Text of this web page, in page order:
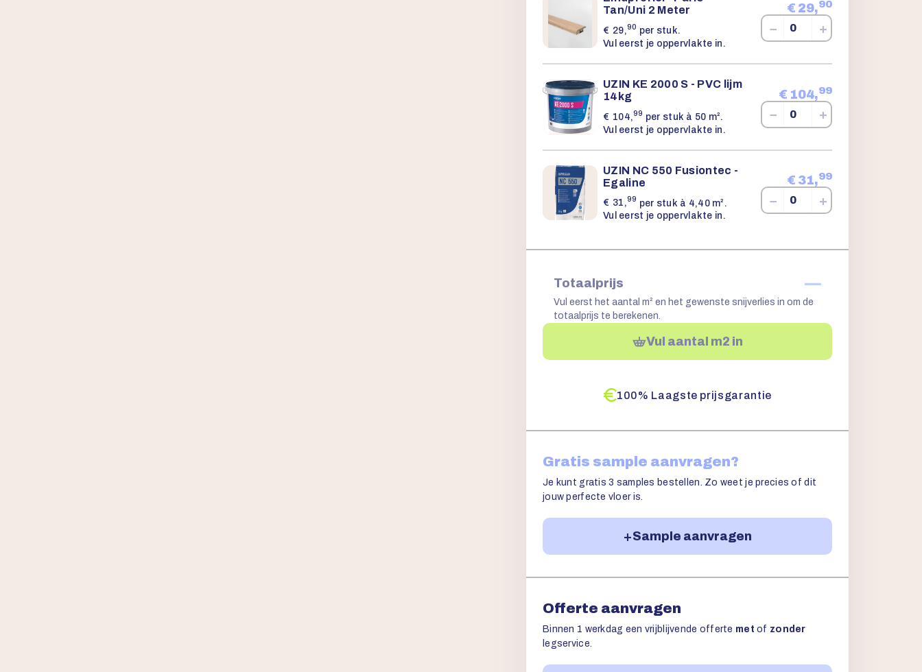
Tan/Uni 2 Meter
€ 29,90 per stuk.
Vul eerst je oppervlakte in.
€ 29,90
− +
UZIN KE 2000 S - PVC lijm
14kg
€ 104,99 per stuk à 50 m².
Vul eerst je oppervlakte in.
€ 104,99
− +
UZIN NC 550 Fusiontec -
Egaline
€ 31,99 per stuk à 4,40 m².
Vul eerst je oppervlakte in.
€ 31,99
− +
Totaalprijs —
Vul eerst het aantal m² en het gewenste snijverlies in om de
totaalprijs te berekenen.
Vul aantal m2 in
100% Laagste prijsgarantie
Gratis sample aanvragen?
Je kunt gratis 3 samples bestellen. Zo weet je precies of dit
jouw perfecte vloer is.
Sample aanvragen
Offerte aanvragen
Binnen 1 werkdag een vrijblijvende offerte met of zonder
legservice.